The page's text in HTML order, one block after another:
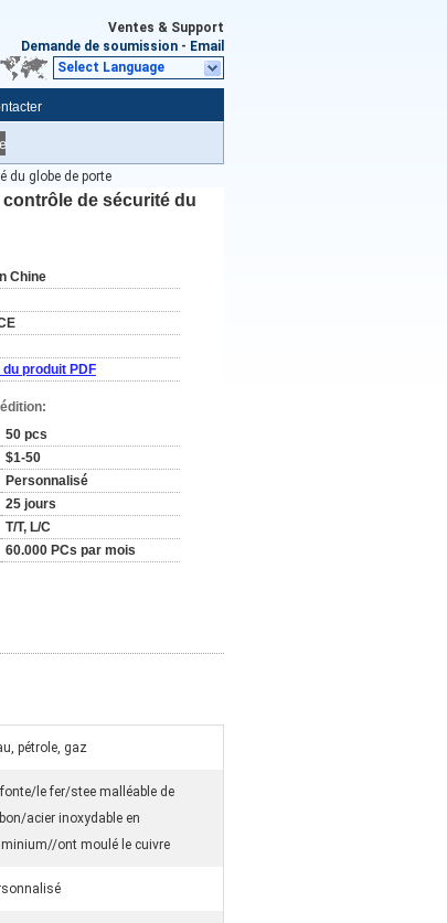
Ventes & Support
Demande de soumission - Email
Select Language
du globe de porte
de sécurité du
Chine
produit PDF
50 pcs
$1-50
Personnalisé
25 jours
T/T, L/C
60.000 PCs par mois
pétrole, gaz
fonte/le fer/stee malléable de
acier inoxydable en
ont moulé le cuivre